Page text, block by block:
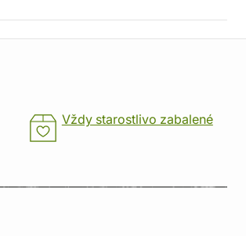
Vždy starostlivo zabalené